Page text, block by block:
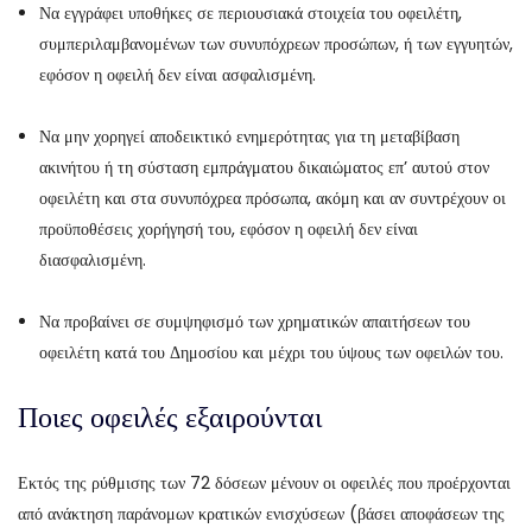
Να εγγράφει υποθήκες σε περιουσιακά στοιχεία του οφειλέτη,
συμπεριλαμβανομένων των συνυπόχρεων προσώπων, ή των εγγυητών,
εφόσον η οφειλή δεν είναι ασφαλισμένη.
Να μην χορηγεί αποδεικτικό ενημερότητας για τη μεταβίβαση
ακινήτου ή τη σύσταση εμπράγματου δικαιώματος επ’ αυτού στον
οφειλέτη και στα συνυπόχρεα πρόσωπα, ακόμη και αν συντρέχουν οι
προϋποθέσεις χορήγησή του, εφόσον η οφειλή δεν είναι
διασφαλισμένη.
Να προβαίνει σε συμψηφισμό των χρηματικών απαιτήσεων του
οφειλέτη κατά του Δημοσίου και μέχρι του ύψους των οφειλών του.
Ποιες οφειλές εξαιρούνται
Εκτός της ρύθμισης των 72 δόσεων μένουν οι οφειλές που προέρχονται
από ανάκτηση παράνομων κρατικών ενισχύσεων (βάσει αποφάσεων της